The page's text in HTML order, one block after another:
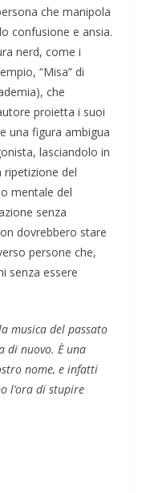
che manipola
confusione e ansia.
nerd, come i
“Misa” di
che
proietta i suoi
una figura ambigua
lasciandolo in
del
mentale del
senza
dovrebbero stare
persone che,
senza essere
musica del passato
di nuovo. È una
nome, e infatti
l’ora di stupire